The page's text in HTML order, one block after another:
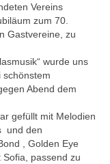
Vereins
zum 70.
Gastvereine, zu
wurde uns
schönstem
Abend dem
gefüllt mit Melodien
und den
, Golden Eye
passend zu